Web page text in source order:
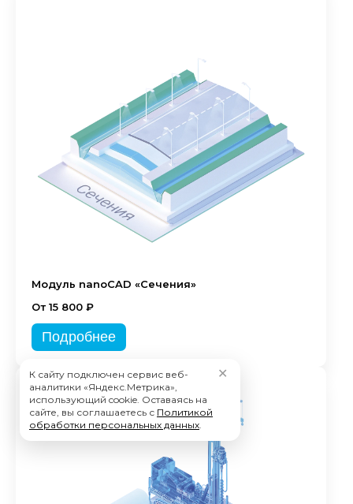
Модуль nanoCAD «Сечения»
От 15 800 ₽
Подробнее
К сайту подключен сервис веб-
аналитики «Яндекс.Метрика»,
использующий cookie. Оставаясь на
сайте, вы соглашаетесь с Политикой
обработки персональных данных.
✕